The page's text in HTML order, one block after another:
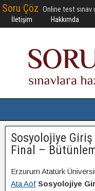
Soru Çöz Online test sınav
İletişim Hakkımda
Sosyolojiye
Final –
Erzurum Atatürk
Ata Aöf Sosyolojiye